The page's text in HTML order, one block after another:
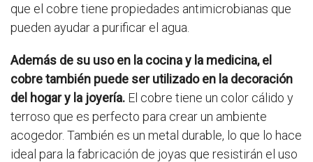
que el cobre tiene propiedades antimicrobianas que
pueden ayudar a purificar el agua.
Además de su uso en la cocina y la medicina, el
cobre también puede ser utilizado en la decoración
del hogar y la joyería. El cobre tiene un color cálido y
terroso que es perfecto para crear un ambiente
acogedor. También es un metal durable, lo que lo hace
ideal para la fabricación de joyas que resistirán el uso